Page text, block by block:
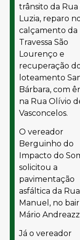
trânsito da Rua
Luzia, reparo
calçamento da
Travessa São
Lourenço e
recuperação
loteamento
Bárbara, com
na Rua Olívio
Vasconcelos.
O vereador
Berguinho do
Impacto do
solicitou a
pavimentação
asfáltica da
Manuel, no
Mário
Já o vereador